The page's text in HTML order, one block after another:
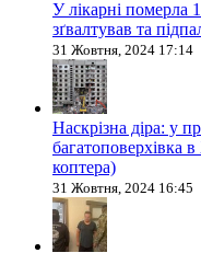
У лікарні померла
зґвалтував та
31 Жовтня, 2024 17:14
Наскрізна діра: у
багатоповерхівка
коптера)
31 Жовтня, 2024 16:45